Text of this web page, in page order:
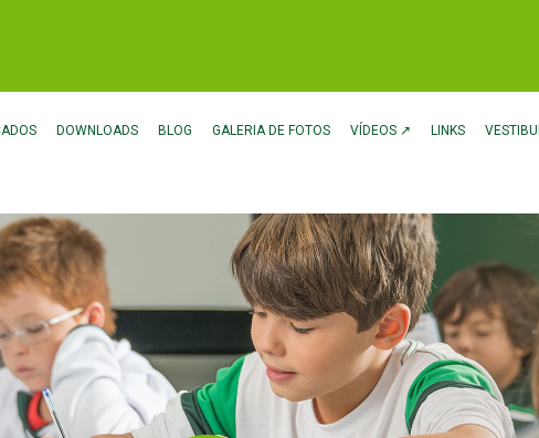
DOWNLOADS BLOG GALERIA DE FOTOS VÍDEOS ↗ LINKS